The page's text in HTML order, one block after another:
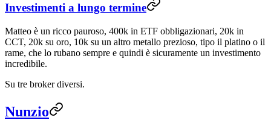
Investimenti a lungo termine
Matteo è un ricco pauroso, 400k in ETF obbligazionari, 20k in
CCT, 20k su oro, 10k su un altro metallo prezioso, tipo il platino o il
rame, che lo rubano sempre e quindi è sicuramente un investimento
incredibile.
Su tre broker diversi.
Nunzio